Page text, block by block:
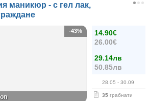
маникюр - с гел лак,
14.90€
26.00€
29.14лв
50.85лв
28.05 - 30.09
35 грабнати
-43%